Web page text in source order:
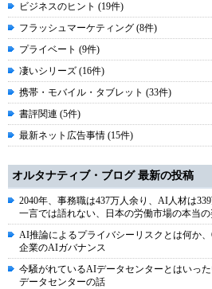
ビジネスのヒント (19件)
フラッシュマーケティング (8件)
プライベート (9件)
凄いシリーズ (16件)
携帯・モバイル・タブレット (33件)
書評関連 (5件)
最新ネット広告事情 (15件)
オルタナティブ・ブログ 最新の投稿
2040年、事務職は437万人余り、AI人材は
一言では語れない、日本の労働市場の本当
AI推論によるプライバシーリスクとは何か、
企業のAIガバナンス
今騒がれているAIデータセンターとはいっ
データセンターの話